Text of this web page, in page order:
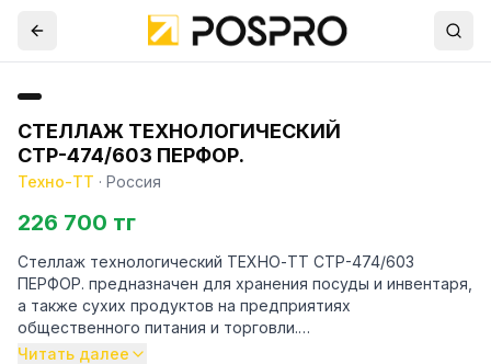
СТЕЛЛАЖ ТЕХНОЛОГИЧЕСКИЙ
СТР-474/603 ПЕРФОР.
Техно-ТТ · Россия
226 700 тг
Стеллаж технологический ТЕХНО-ТТ СТР-474/603
ПЕРФОР. предназначен для хранения посуды и инвентаря,
а также сухих продуктов на предприятиях
общественного питания и торговли.
Читать далее